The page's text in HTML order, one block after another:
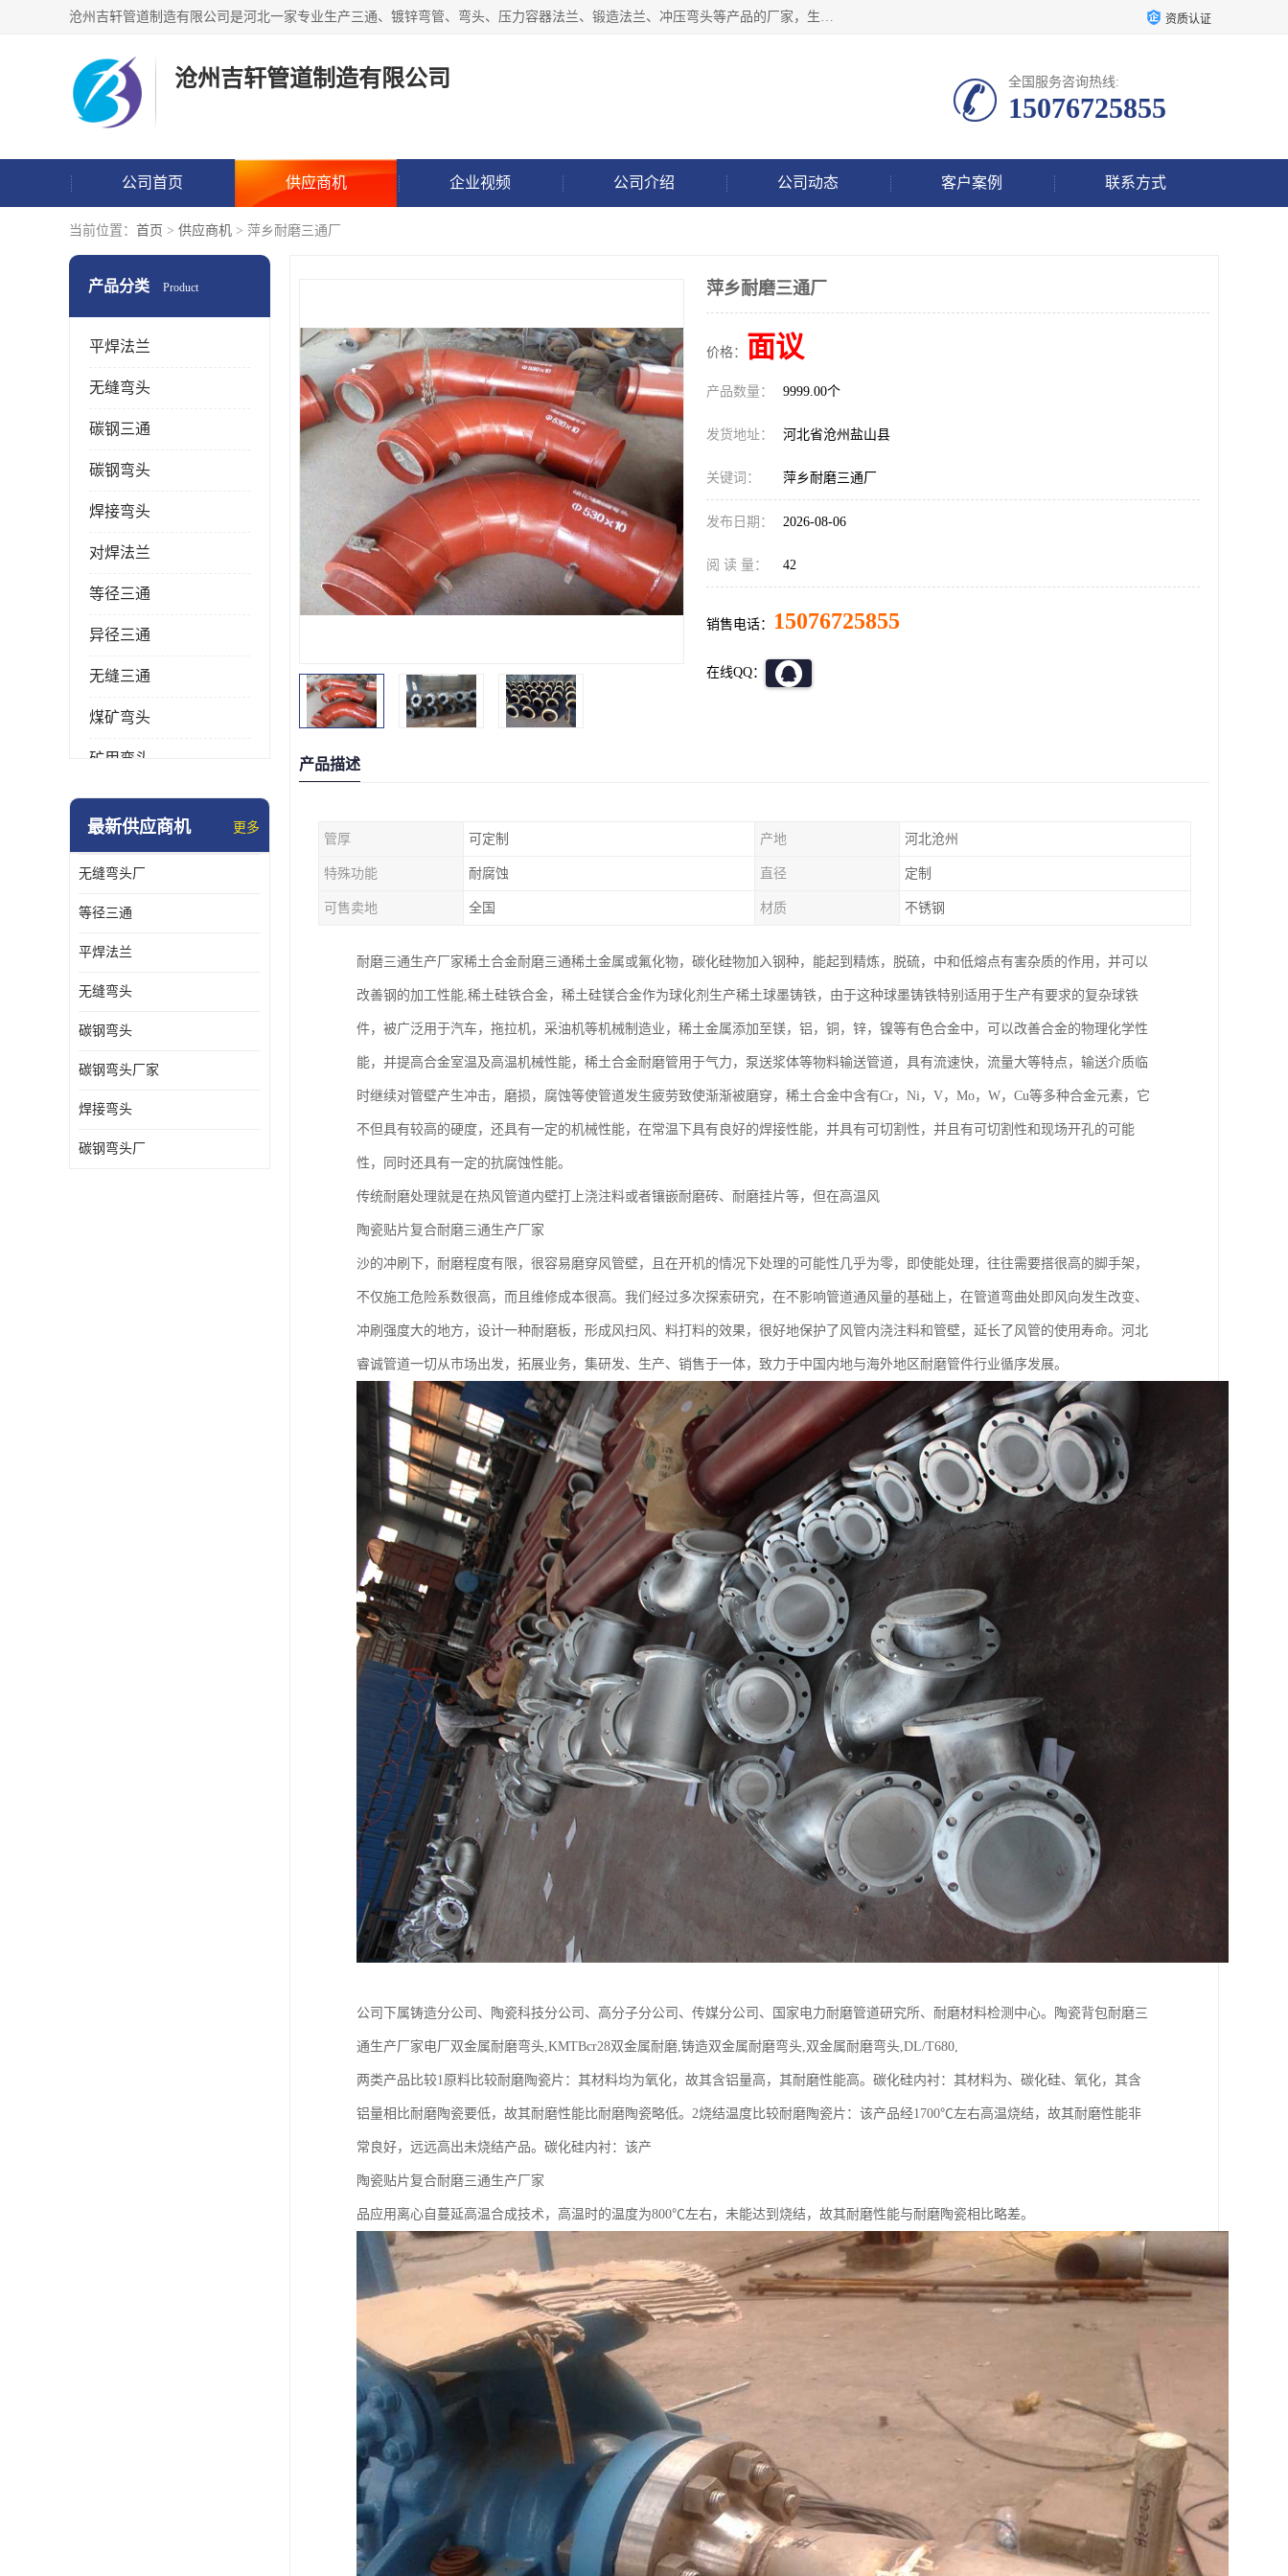
沧州吉轩管道制造有限公司是河北一家专业生产三通、镀锌弯管、弯头、压力容器法兰、锻造法兰、冲压弯头等产品的厂家，生产设备精良，工艺先进，产品规格齐全，售后服务健全。 资质认证
沧州吉轩管道制造有限公司 全国服务咨询热线:
15076725855
公司首页 供应商机 企业视频 公司介绍 公司动态 客户案例 联系方式
当前位置： 首页 > 供应商机 > 萍乡耐磨三通厂
产品分类 Product
平焊法兰
无缝弯头
碳钢三通
碳钢弯头
焊接弯头
对焊法兰
等径三通
异径三通
无缝三通
煤矿弯头
矿用弯头
冲压弯头
热压弯头
镀锌弯头
最新供应商机 更多
无缝弯头厂
等径三通
平焊法兰
无缝弯头
碳钢弯头
碳钢弯头厂家
焊接弯头
碳钢弯头厂
萍乡耐磨三通厂
价格： 面议
产品数量： 9999.00个
发货地址： 河北省沧州盐山县
关键词： 萍乡耐磨三通厂
发布日期： 2026-08-06
阅 读 量： 42
销售电话： 15076725855
在线QQ：
产品描述
管厚 可定制 产地 河北沧州
特殊功能 耐腐蚀 直径 定制
可售卖地 全国 材质 不锈钢
耐磨三通生产厂家稀土合金耐磨三通稀土金属或氟化物，碳化硅物加入钢种，能起到精炼，脱硫，中和低熔点有害杂质的作用，并可以
改善钢的加工性能,稀土硅铁合金，稀土硅镁合金作为球化剂生产稀土球墨铸铁，由于这种球墨铸铁特别适用于生产有要求的复杂球铁
件，被广泛用于汽车，拖拉机，采油机等机械制造业，稀土金属添加至镁，铝，铜，锌，镍等有色合金中，可以改善合金的物理化学性
能，并提高合金室温及高温机械性能，稀土合金耐磨管用于气力，泵送浆体等物料输送管道，具有流速快，流量大等特点，输送介质临
时继续对管壁产生冲击，磨损，腐蚀等使管道发生疲劳致使渐渐被磨穿，稀土合金中含有Cr，Ni，V，Mo，W，Cu等多种合金元素，它
不但具有较高的硬度，还具有一定的机械性能，在常温下具有良好的焊接性能，并具有可切割性，并且有可切割性和现场开孔的可能
性，同时还具有一定的抗腐蚀性能。
传统耐磨处理就是在热风管道内壁打上浇注料或者镶嵌耐磨砖、耐磨挂片等，但在高温风
陶瓷贴片复合耐磨三通生产厂家
沙的冲刷下，耐磨程度有限，很容易磨穿风管壁，且在开机的情况下处理的可能性几乎为零，即使能处理，往往需要搭很高的脚手架，
不仅施工危险系数很高，而且维修成本很高。我们经过多次探索研究，在不影响管道通风量的基础上，在管道弯曲处即风向发生改变、
冲刷强度大的地方，设计一种耐磨板，形成风扫风、料打料的效果，很好地保护了风管内浇注料和管壁，延长了风管的使用寿命。河北
睿诚管道一切从市场出发，拓展业务，集研发、生产、销售于一体，致力于中国内地与海外地区耐磨管件行业循序发展。
公司下属铸造分公司、陶瓷科技分公司、高分子分公司、传媒分公司、国家电力耐磨管道研究所、耐磨材料检测中心。陶瓷背包耐磨三
通生产厂家电厂双金属耐磨弯头,KMTBcr28双金属耐磨,铸造双金属耐磨弯头,双金属耐磨弯头,DL/T680,
两类产品比较1原料比较耐磨陶瓷片：其材料均为氧化，故其含铝量高，其耐磨性能高。碳化硅内衬：其材料为、碳化硅、氧化，其含
铝量相比耐磨陶瓷要低，故其耐磨性能比耐磨陶瓷略低。2烧结温度比较耐磨陶瓷片：该产品经1700℃左右高温烧结，故其耐磨性能非
常良好，远远高出未烧结产品。碳化硅内衬：该产
陶瓷贴片复合耐磨三通生产厂家
品应用离心自蔓延高温合成技术，高温时的温度为800℃左右，未能达到烧结，故其耐磨性能与耐磨陶瓷相比略差。